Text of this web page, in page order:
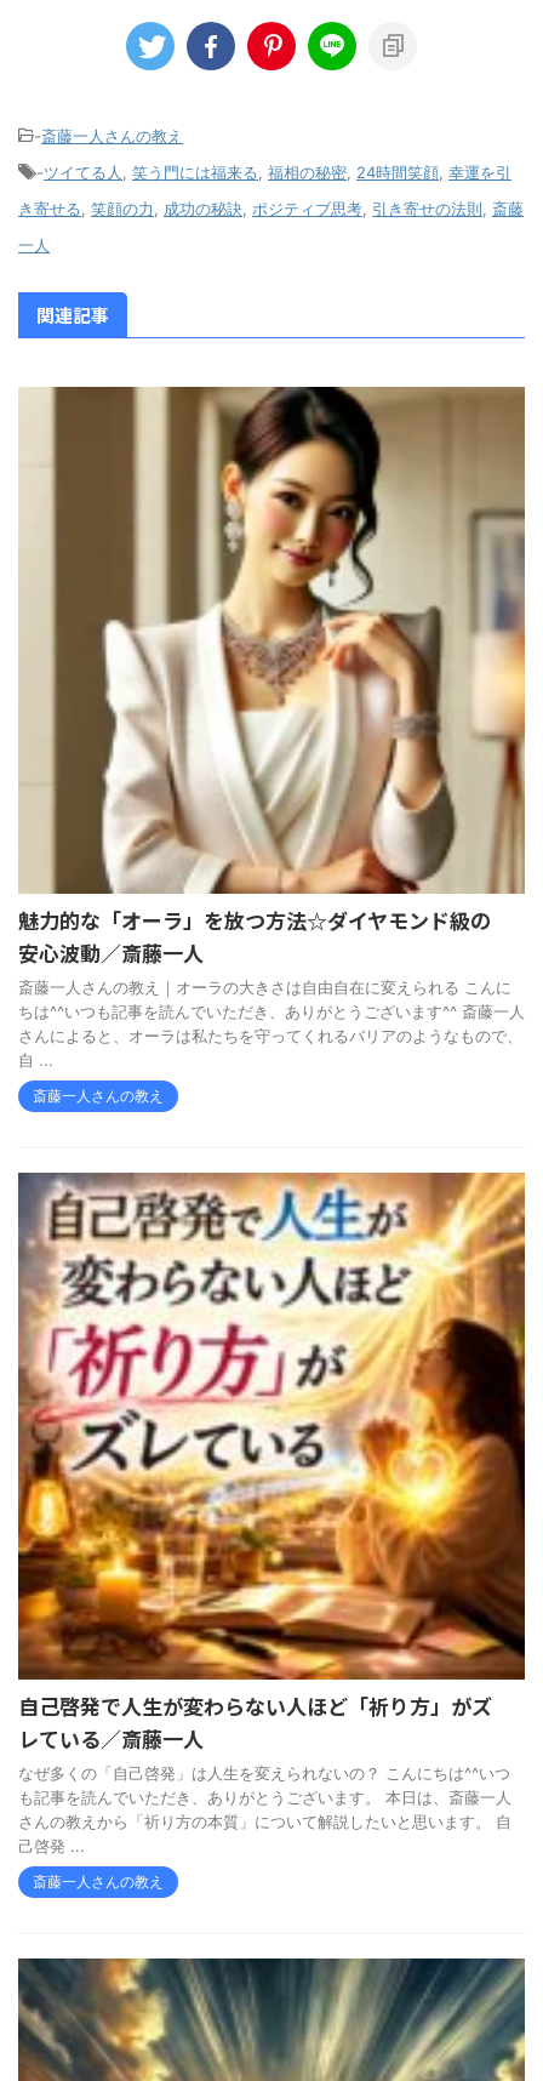
-斎藤一人さんの教え
-ツイてる人 笑う門には福来る 福相の秘密 24時間笑顔 幸運を引
き寄せる 笑顔の力 成功の秘訣 ポジティブ思考 引き寄せの法則
斎藤
一人
関連記事
魅力的な「オーラ」を放つ方法☆ダイヤモンド級の
安心波動／斎藤一人
斎藤一人さんの教え｜オーラの大きさは自由自在に変えられる こんに
ちは^^いつも記事を読んでいただき、ありがとうございます^^ 斎藤一人
さんによると、オーラは私たちを守ってくれるバリアのようなもので、
自 ...
斎藤一人さんの教え
自己啓発で人生が変わらない人ほど「祈り方」がズ
レている／斎藤一人
なぜ多くの「自己啓発」は人生を変えられないの？ こんにちは^^いつ
も記事を読んでいただき、ありがとうございます。 本日は、斎藤一人
さんの教えから「祈り方の本質」について解説したいと思います。 自
己啓発 ...
斎藤一人さんの教え